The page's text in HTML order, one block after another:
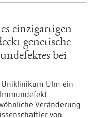
einzigartigen
genetische
bei
Uniklinikum Ulm ein
Veränderung
von